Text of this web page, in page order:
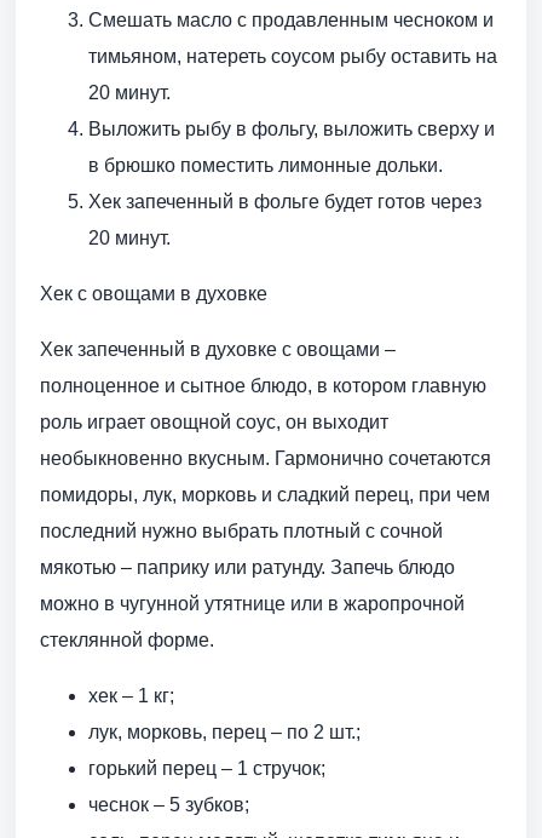
Смешать масло с продавленным чесноком и
тимьяном, натереть соусом рыбу оставить на
20 минут.
Выложить рыбу в фольгу, выложить сверху и
в брюшко поместить лимонные дольки.
Хек запеченный в фольге будет готов через
20 минут.
Хек с овощами в духовке
Хек запеченный в духовке с овощами –
полноценное и сытное блюдо, в котором главную
роль играет овощной соус, он выходит
необыкновенно вкусным. Гармонично сочетаются
помидоры, лук, морковь и сладкий перец, при чем
последний нужно выбрать плотный с сочной
мякотью – паприку или ратунду. Запечь блюдо
можно в чугунной утятнице или в жаропрочной
стеклянной форме.
хек – 1 кг;
лук, морковь, перец – по 2 шт.;
горький перец – 1 стручок;
чеснок – 5 зубков;